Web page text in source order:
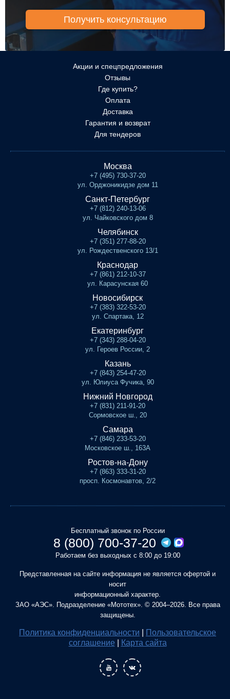
Акции и спецпредложения
Отзывы
Где купить?
Оплата
Доставка
Гарантия и возврат
Для тендеров
Москва
+7 (495) 730-37-20
ул. Орджоникидзе дом 11
Санкт-Петербург
+7 (812) 240-13-06
ул. Чайковского дом 8
Челябинск
+7 (351) 277-88-20
ул. Рождественского 13/1
Краснодар
+7 (861) 212-10-37
ул. Карасунская 60
Новосибирск
+7 (383) 322-53-20
ул. Спартака, 12
Екатеринбург
+7 (343) 288-04-20
ул. Героев России, 2
Казань
+7 (843) 254-47-20
ул. Юлиуса Фучика, 90
Нижний Новгород
+7 (831) 211-91-20
Сормовское ш., 20
Самара
+7 (846) 233-53-20
Московское ш., 163А
Ростов-на-Дону
+7 (863) 333-31-20
просп. Космонавтов, 2/2
Бесплатный звонок по России
8 (800) 700-37-20
Работаем без выходных с 8:00 до 19:00
Представленная на сайте информация не является офертой и
носит
информационный характер.
ЗАО «АЭС». Подразделение «Мототех». © 2004–2026. Все права
защищены.
Политика конфиденциальности
Пользовательское
соглашение
Карта сайта